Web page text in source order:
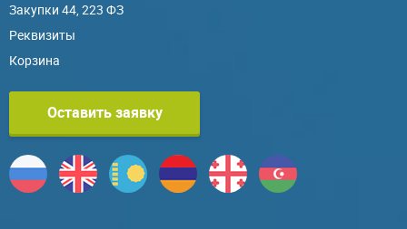
Закупки 44, 223 ФЗ
Реквизиты
Корзина
Оставить заявку